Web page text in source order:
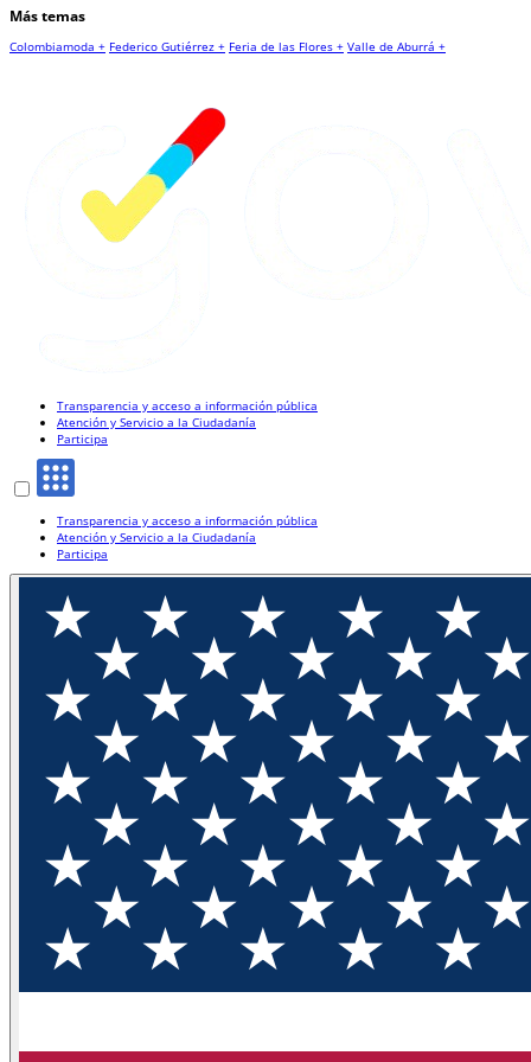
Más temas
Colombiamoda + Federico Gutiérrez + Feria de las Flores + Valle de Aburrá +
Transparencia y acceso a información pública
Atención y Servicio a la Ciudadanía
Participa
Transparencia y acceso a información pública
Atención y Servicio a la Ciudadanía
Participa